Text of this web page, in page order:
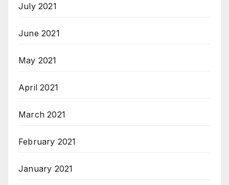
July 2021
June 2021
May 2021
April 2021
March 2021
February 2021
January 2021